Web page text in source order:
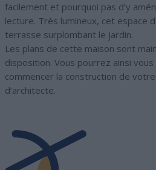
facilement et pourquoi pas d’y
lecture. Très lumineux, cet espace
terrasse surplombant le jardin.
Les plans de cette maison sont
disposition. Vous pourrez ainsi
commencer la construction de
d’architecte.